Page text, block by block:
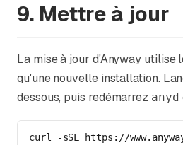
9. Mettre à jour
La mise à jour d'Anyway utilise
qu'une nouvelle installation.
dessous, puis redémarrez anyd
curl -sSL https://